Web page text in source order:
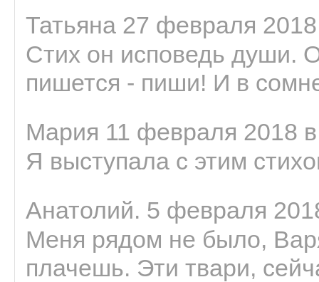
Татьяна 27 февраля
Стих он исповедь души.
пишется - пиши! И в
Мария 11 февраля 2018
Я выступала с этим
Анатолий. 5 февраля
Меня рядом не было,
плачешь. Эти твари,